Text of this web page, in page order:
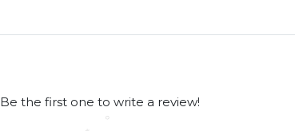
Be the first one to write a review!